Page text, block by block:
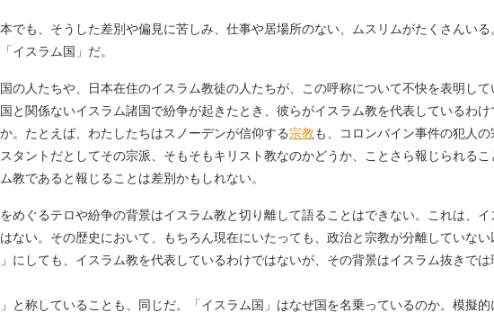
でも、そうした差別や偏見に苦しみ、仕事や居場所のない、ムスリムがたくさんい
イスラム国」だ。
の人たちや、日本在住のイスラム教徒の人たちが、この呼称について不快を表明し
と関係ないイスラム諸国で紛争が起きたとき、彼らがイスラム教を代表しているわ
。たとえば、わたしたちはスノーデンが信仰する宗教も、コロンバイン事件の犯人
タントだとしてその宗派、そもそもキリスト教なのかどうか、ことさら報じられる
教であると報じることは差別かもしれない。
めぐるテロや紛争の背景はイスラム教と切り離して語ることはできない。これは、
ない。その歴史において、もちろん現在にいたっても、政治と宗教が分離していな
」にしても、イスラム教を代表しているわけではないが、その背景はイスラム抜きでは
と称していることも、同じだ。「イスラム国」はなぜ国を名乗っているのか。模擬